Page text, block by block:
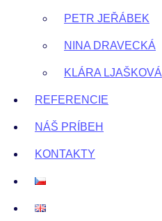
PETR JEŘÁBEK
NINA DRAVECKÁ
KLÁRA LJAŠKOVÁ
REFERENCIE
NÁŠ PRÍBEH
KONTAKTY